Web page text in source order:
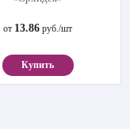
от 13.86 руб./шт
Купить